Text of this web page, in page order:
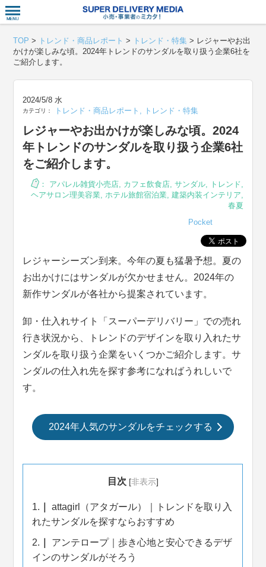
TOP > トレンド・商品レポート > トレンド・特集 > レジャーやお出
かけが楽しみな頃。2024年トレンドのサンダルを取り扱う企業6社を
ご紹介します。
2024/5/8 水
カテゴリ： トレンド・商品レポート , トレンド・特集
レジャーやお出かけが楽しみな頃。2024
年トレンドのサンダルを取り扱う企業6社
をご紹介します。
： アパレル雑貨小売店, カフェ飲食店, サンダル, トレンド,
ヘアサロン理美容業, ホテル旅館宿泊業, 建築内装インテリア,
春夏
Pocket
レジャーシーズン到来。今年の夏も猛暑予想。夏の
お出かけにはサンダルが欠かせません。2024年の
新作サンダルが各社から提案されています。
卸・仕入れサイト「スーパーデリバリー」での売れ
行き状況から、トレンドのデザインを取り入れたサ
ンダルを取り扱う企業をいくつかご紹介します。サ
ンダルの仕入れ先を探す参考になればうれしいで
す。
2024年人気のサンダルをチェックする
目次 [非表示]
1.
attagirl（アタガール）｜トレンドを取り入
れたサンダルを探すならおすすめ
2.
アンテロープ｜歩き心地と安心できるデザ
インのサンダルがそろう